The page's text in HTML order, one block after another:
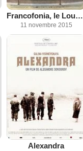
Francofonia, le Louvre sous l’Occupation
11 novembre 2015
Alexandra